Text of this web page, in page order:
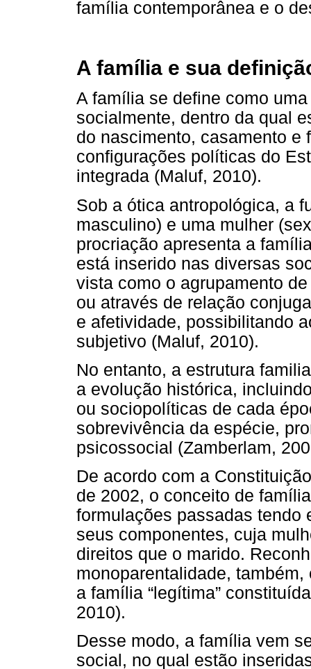
família contemporânea e o
A família e sua
A família se define como
socialmente, dentro da qual
do nascimento, casamento e
configurações políticas do
integrada (Maluf, 2010).
Sob a ótica antropológica, a
masculino) e uma mulher
procriação apresenta a
está inserido nas diversas
vista como o agrupamento
ou através de relação
e afetividade, possibilitando
subjetivo (Maluf, 2010).
No entanto, a estrutura
a evolução histórica,
ou sociopolíticas de cada
sobrevivência da espécie,
psicossocial (Zamberlam,
De acordo com a
de 2002, o conceito de
formulações passadas tendo
seus componentes, cuja
direitos que o marido.
monoparentalidade,
a família “legítima”
2010).
Desse modo, a família vem
social, no qual estão